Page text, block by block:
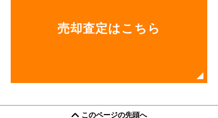
売却査定はこちら
このページの先頭へ